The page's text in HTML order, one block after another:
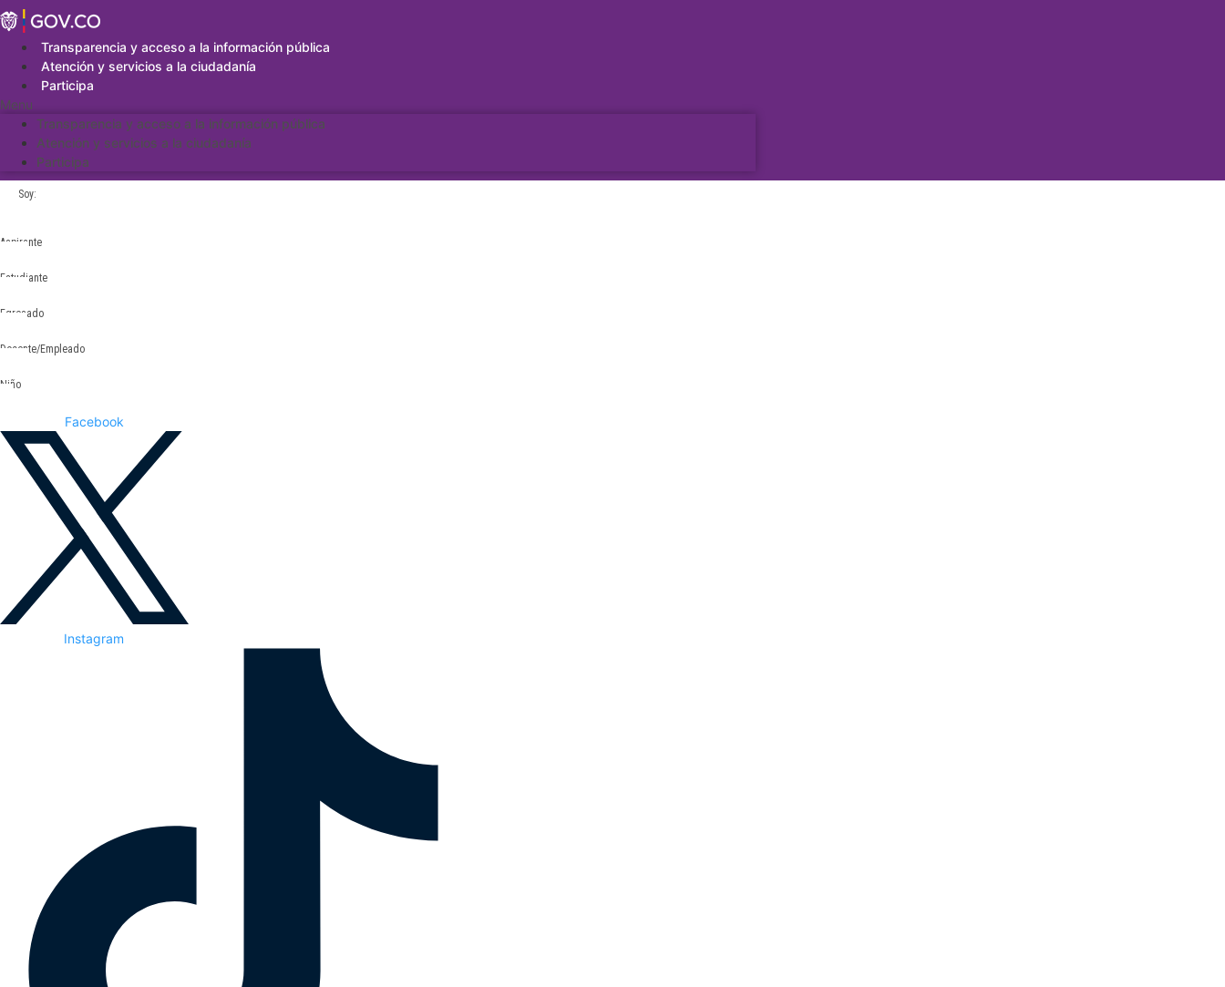
Saltar
al
contenidoTransparencia y acceso a la información pública
Atención y servicios a la ciudadanía
Participa
Menu
Transparencia y acceso a la información pública
Atención y servicios a la ciudadanía
Participa
Soy:
Aspirante
Estudiante
Egresado
Docente/Empleado
Niño
Facebook
Instagram